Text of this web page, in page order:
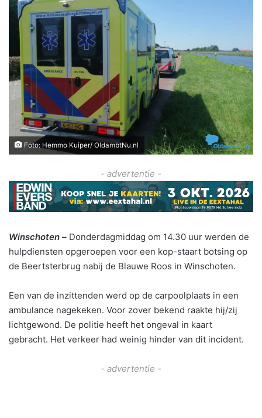
Foto: Hemmo Kuiper/ OldambtNu.nl
- advertentie -
Winschoten – Donderdagmiddag om 14.30 uur werden de
hulpdiensten opgeroepen voor een kop-staart botsing op
de Beertsterbrug nabij de Blauwe Roos in Winschoten.
Een van de inzittenden werd op de carpoolplaats in een
ambulance nagekeken. Voor zover bekend raakte hij/zij
lichtgewond. De politie heeft het ongeval in kaart
gebracht. Het verkeer had weinig hinder van dit incident.
- advertentie -